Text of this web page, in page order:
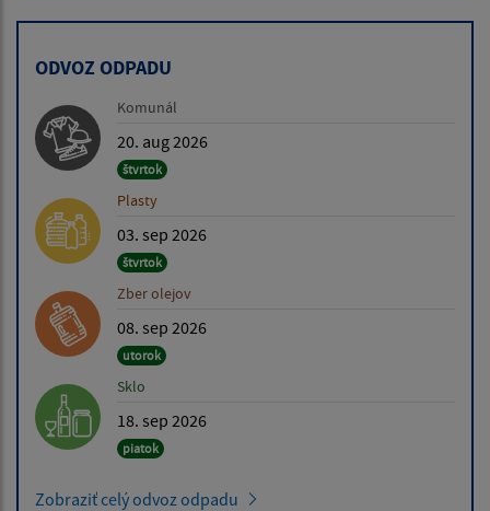
ODVOZ ODPADU
Komunál
20. aug 2026
štvrtok
Plasty
03. sep 2026
štvrtok
Zber olejov
08. sep 2026
utorok
Sklo
18. sep 2026
piatok
Zobraziť celý odvoz odpadu